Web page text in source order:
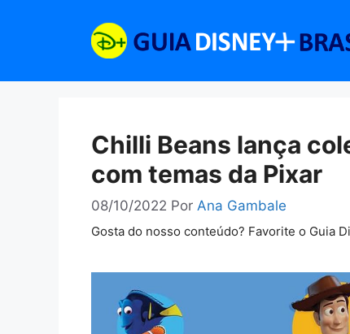
Chilli Beans lança
com temas da Pixar
08/10/2022 Por Ana Gambale
Gosta do nosso conteúdo? Favorite o Guia